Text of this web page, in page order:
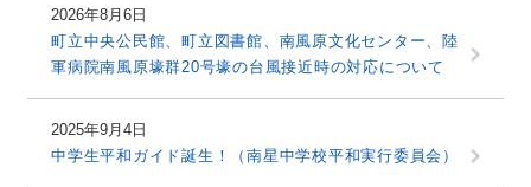
2026年8月6日
町立中央公民館、町立図書館、南風原文化センター、陸
軍病院南風原壕群20号壕の台風接近時の対応について
2025年9月4日
中学生平和ガイド誕生！（南星中学校平和実行委員会）